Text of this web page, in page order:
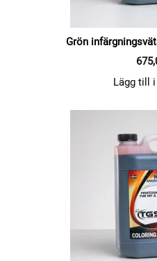
Grön
Lägg till